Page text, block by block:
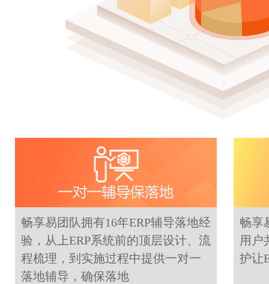
畅享易团队拥有16年ERP辅导落地经
验，从上ERP系统前的顶层设计、流
程梳理，到实施过程中提供一对一
落地辅导，确保落地
畅享
用户
护让